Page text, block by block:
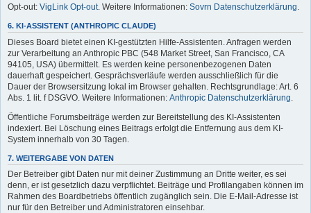
Opt-out: VigLink Opt-out. Weitere Informationen: Sovrn Datenschutzerklärung.
6. KI-ASSISTENT (ANTHROPIC CLAUDE)
Dieses Board bietet einen KI-gestützten Hilfe-Assistenten. Anfragen werden
zur Verarbeitung an Anthropic PBC (548 Market Street, San Francisco, CA
94105, USA) übermittelt. Es werden keine personenbezogenen Daten
dauerhaft gespeichert. Gesprächsverläufe werden ausschließlich für die
Dauer der Browsersitzung lokal im Browser gehalten. Rechtsgrundlage: Art. 6
Abs. 1 lit. f DSGVO. Weitere Informationen: Anthropic Datenschutzerklärung
Öffentliche Forumsbeiträge werden zur Bereitstellung des KI-Assistenten
indexiert. Bei Löschung eines Beitrags erfolgt die Entfernung aus dem KI-
System innerhalb von 30 Tagen.
7. WEITERGABE VON DATEN
Der Betreiber gibt Daten nur mit deiner Zustimmung an Dritte weiter, es sei
denn, er ist gesetzlich dazu verpflichtet. Beiträge und Profilangaben können im
Rahmen des Boardbetriebs öffentlich zugänglich sein. Die E-Mail-Adresse ist
nur für den Betreiber und Administratoren einsehbar.